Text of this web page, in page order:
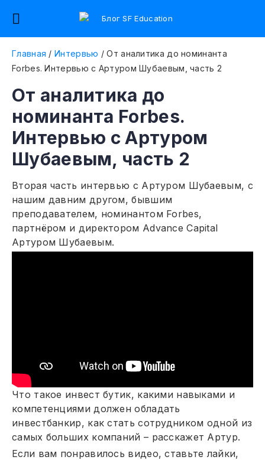
Главная /Интервью /От аналитика до номинанта
Forbes. Интервью с Артуром Шубаевым, часть 2
От аналитика до
номинанта Forbes.
Интервью с Артуром
Шубаевым, часть 2
Вторая часть интервью с Артуром Шубаевым, с
нашим давним другом, бывшим
преподавателем, номинантом Forbes,
партнёром и директором Advance Capital
Артуром Шубаевым.
Что такое инвест бутик, какими навыками и
компетенциями должен обладать
инвестбанкир, как стать сотрудником одной из
самых больших компаний – расскажет Артур.
Если вам понравилось видео, ставьте лайки,